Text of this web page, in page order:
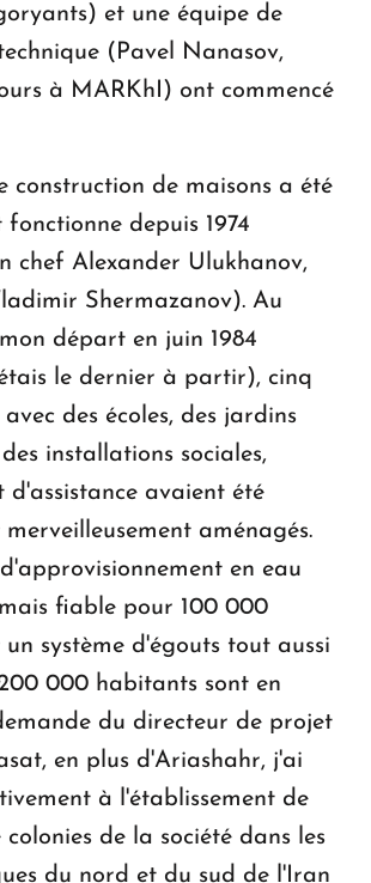
et une équipe de
(Pavel Nanasov,
à MARKhI) ont commencé
construction de maisons a été
depuis 1974
chef Alexander Ulukhanov,
Shermazanov). Au
départ en juin 1984
le dernier à partir), cinq
avec des écoles, des jardins
installations sociales,
d'assistance avaient été
aménagés.
en eau
fiable pour 100 000
système d'égouts tout aussi
000 habitants sont en
du directeur de projet
en plus d'Ariashahr, j'ai
à l'établissement de
de la société dans les
du nord et du sud de l'Iran